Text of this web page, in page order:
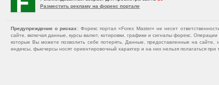
Разместить рекламу на форекс портале
Предупреждение о рисках : Форекс портал «Forex Master» не несет
сайте, включая данные, курсы валют, котировки, графики и сигналы форекс.
которые Вы можете позволить себе потерять. Данные, предоставленные на
индексы, фьючерсы носят ориентировочный характер и на них нельзя полагаться при